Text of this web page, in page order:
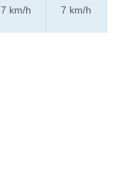
7 km/h
7 km/h